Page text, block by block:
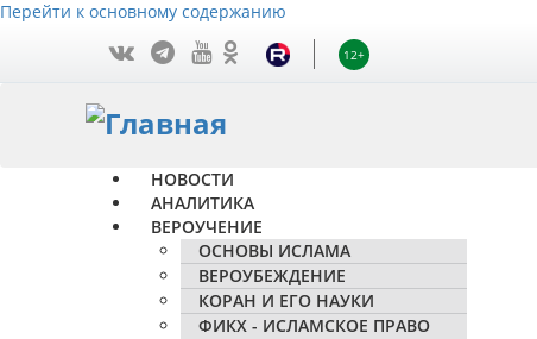
Перейти к основному содержанию
12+
НОВОСТИ
АНАЛИТИКА
ВЕРОУЧЕНИЕ
ОСНОВЫ ИСЛАМА
ВЕРОУБЕЖДЕНИЕ
КОРАН И ЕГО НАУКИ
ФИКХ - ИСЛАМСКОЕ ПРАВО